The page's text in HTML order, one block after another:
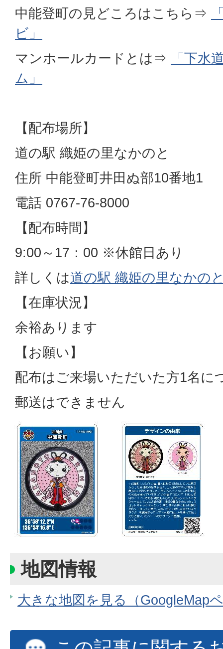
中能登町の見どころはこちら⇒
ビ」
マンホールカードとは⇒
「下水
ム」
【配布場所】
道の駅 織姫の里なかのと
住所 中能登町井田ぬ部10番地1
電話 0767-76-8000
【配布時間】
9:00～17：00 ※休館日あり
詳しくは道の駅 織姫の里なかの
【在庫状況】
余裕あります
【お願い】
配布はご来場いただいた方1名に
郵送はできません
地図情報
大きな地図を見る（GoogleMap